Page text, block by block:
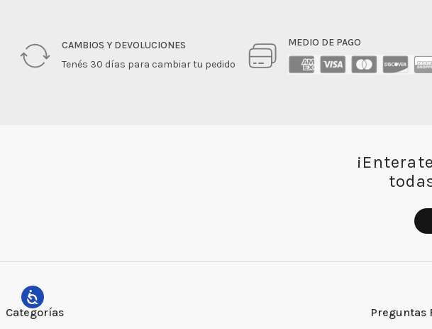
CAMBIOS Y DEVOLUCIONES
Tenés 30 días para cambiar tu pedido
MEDIO DE PAGO
Categorías Preguntas